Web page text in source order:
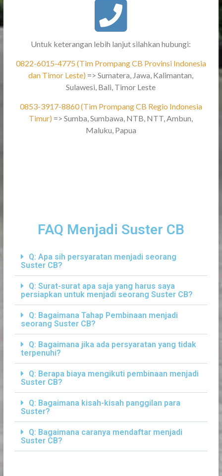
Untuk keterangan lebih lanjut silahkan hubungi:
0822-6015-4775 (Tim Prompang CB Provinsi Indonesia
dan Timor Leste) => Sumatera, Jawa, Kalimantan,
Sulawesi, Bali, Timor Leste
0853-3917-8860 (Tim Prompang CB Regio Indonesia
Timur) => Sumba, Sumbawa, NTB, NTT, Ambun,
Maluku, Papua
FAQ Menjadi Suster CB
Q: Apa sih persyaratan menjadi seorang
Suster CB?
Q: Surat-surat apa saja yang harus saya
persiapkan untuk menjadi seorang Suster CB?
Q: Bagaimana Tahap Pembinaan menjadi
seorang Suster CB?
Q: Bagaimana jika ada persyaratan yang tidak
terpenuhi?
Q: Berapa biaya mengikuti pembinaan menjadi
Suster CB?
Q: Bagaimana kisah-kisah panggilan para
Suster?
Q: Bagaimana caranya mendaftar menjadi
Suster CB?